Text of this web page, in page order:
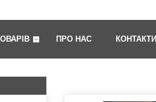
ПРО НАС КОНТАКТИ